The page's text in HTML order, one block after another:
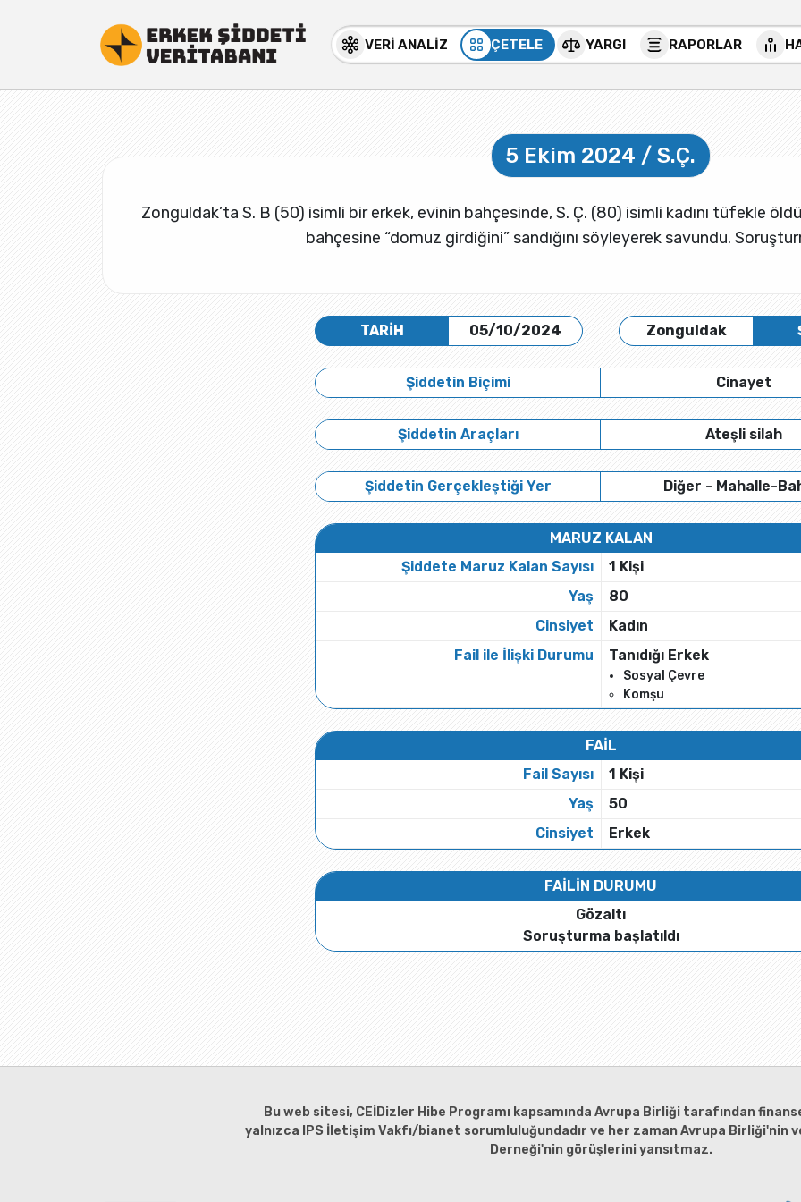
VERİ ANALİZ ÇETELE YARGI RAPORLAR
5 Ekim 2024 / S.Ç.
Zonguldak’ta S. B (50) isimli bir erkek, evinin bahçesinde, S. Ç. (80) isimli kadını tüfekle
bahçesine “domuz girdiğini” sandığını söyleyerek savundu.
TARİH 05/10/2024 Zonguldak
Şiddetin Biçimi Cinayet
Şiddetin Araçları Ateşli silah
Şiddetin Gerçekleştiği Yer Diğer - Mahalle-
MARUZ KALAN
Şiddete Maruz Kalan Sayısı
1 Kişi
Yaş
80
Cinsiyet
Kadın
Fail ile İlişki Durumu
Tanıdığı Erkek
Sosyal Çevre
Komşu
FAİL
Fail Sayısı
1 Kişi
Yaş
50
Cinsiyet
Erkek
FAİLİN DURUMU
Gözaltı
Soruşturma başlatıldı
Bu web sitesi, CEİDizler Hibe Programı kapsamında Avrupa Birliği tarafından
yalnızca IPS İletişim Vakfı/bianet sorumluluğundadır ve her zaman Avrupa Birliği'nin
Derneği'nin görüşlerini yansıtmaz.